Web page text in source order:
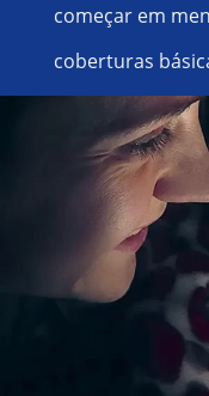
começar em
coberturas